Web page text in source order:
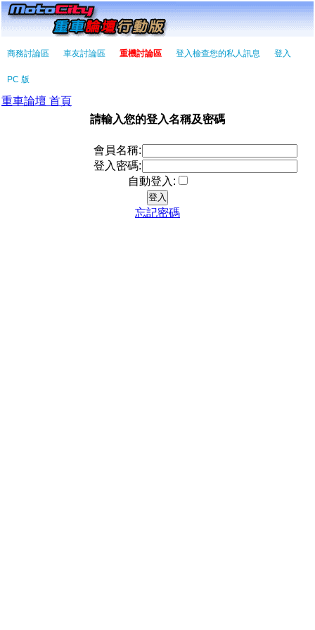
商務討論區 車友討論區 重機討論區 登入檢查您的私人訊息 登入
PC 版
重車論壇 首頁
請輸入您的登入名稱及密碼
會員名稱:
登入密碼:
自動登入:
忘記密碼